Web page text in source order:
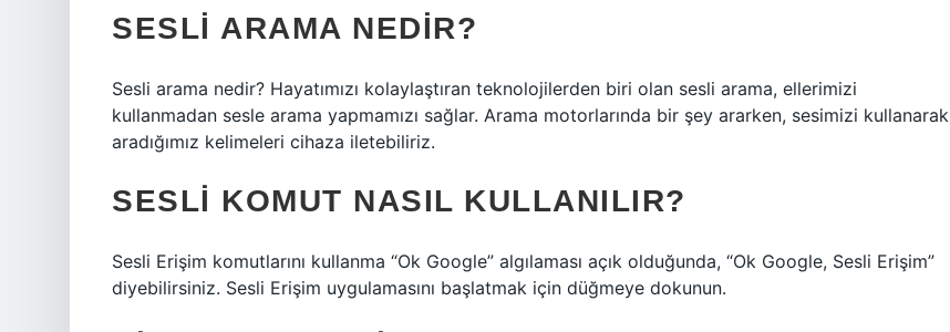
SESLI ARAMA NEDIR?
Sesli arama nedir? Hayatımızı kolaylaştıran teknolojilerden biri olan sesli arama, ellerimizi
kullanmadan sesle arama yapmamızı sağlar. Arama motorlarında bir şey ararken, sesimizi kullanarak
aradığımız kelimeleri cihaza iletebiliriz.
SESLI KOMUT NASIL KULLANILIR?
Sesli Erişim komutlarını kullanma “Ok Google” algılaması açık olduğunda, “Ok Google, Sesli Erişim”
diyebilirsiniz. Sesli Erişim uygulamasını başlatmak için düğmeye dokunun.